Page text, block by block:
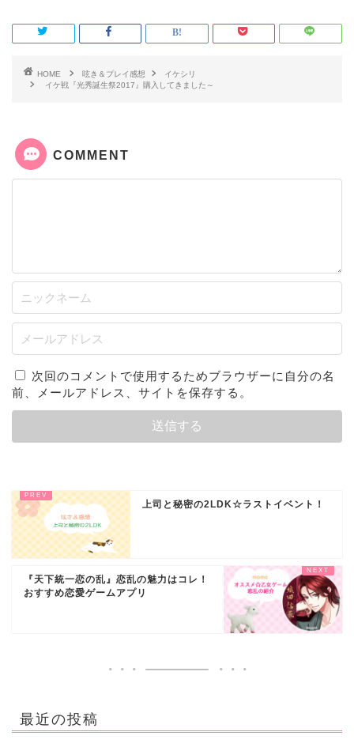
HOME 呟き＆プレイ感想
イケシリ
イケ戦『光秀誕生祭2017』購入してきました～
COMMENT
次回のコメントで使用するためブラウザーに自分の名
前、メールアドレス、サイトを保存する。
上司と秘密の2LDK☆ラストイベント！
『天下統一恋の乱』恋乱の魅力はコレ！
おすすめ恋愛ゲームアプリ
最近の投稿